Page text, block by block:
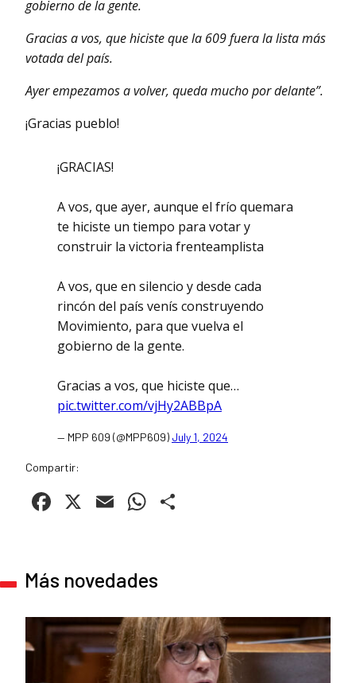
gobierno de la gente.
Gracias a vos, que hiciste que la 609 fuera la lista más
votada del país.
Ayer empezamos a volver, queda mucho por delante”.
¡Gracias pueblo!
¡GRACIAS!
A vos, que ayer, aunque el frío quemara
te hiciste un tiempo para votar y
construir la victoria frenteamplista
A vos, que en silencio y desde cada
rincón del país venís construyendo
Movimiento, para que vuelva el
gobierno de la gente.
Gracias a vos, que hiciste que…
pic.twitter.com/vjHy2ABBpA
— MPP 609 (@MPP609) July 1, 2024
Compartir:
Facebook
X EmailWhatsApp
Más novedades